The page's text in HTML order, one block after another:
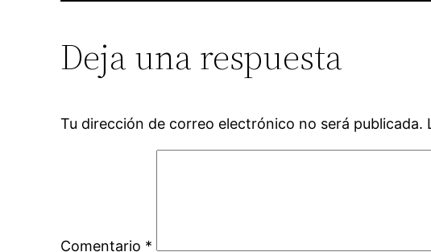
Deja una respuesta
Tu dirección de correo electrónico no será publicada.
Comentario *